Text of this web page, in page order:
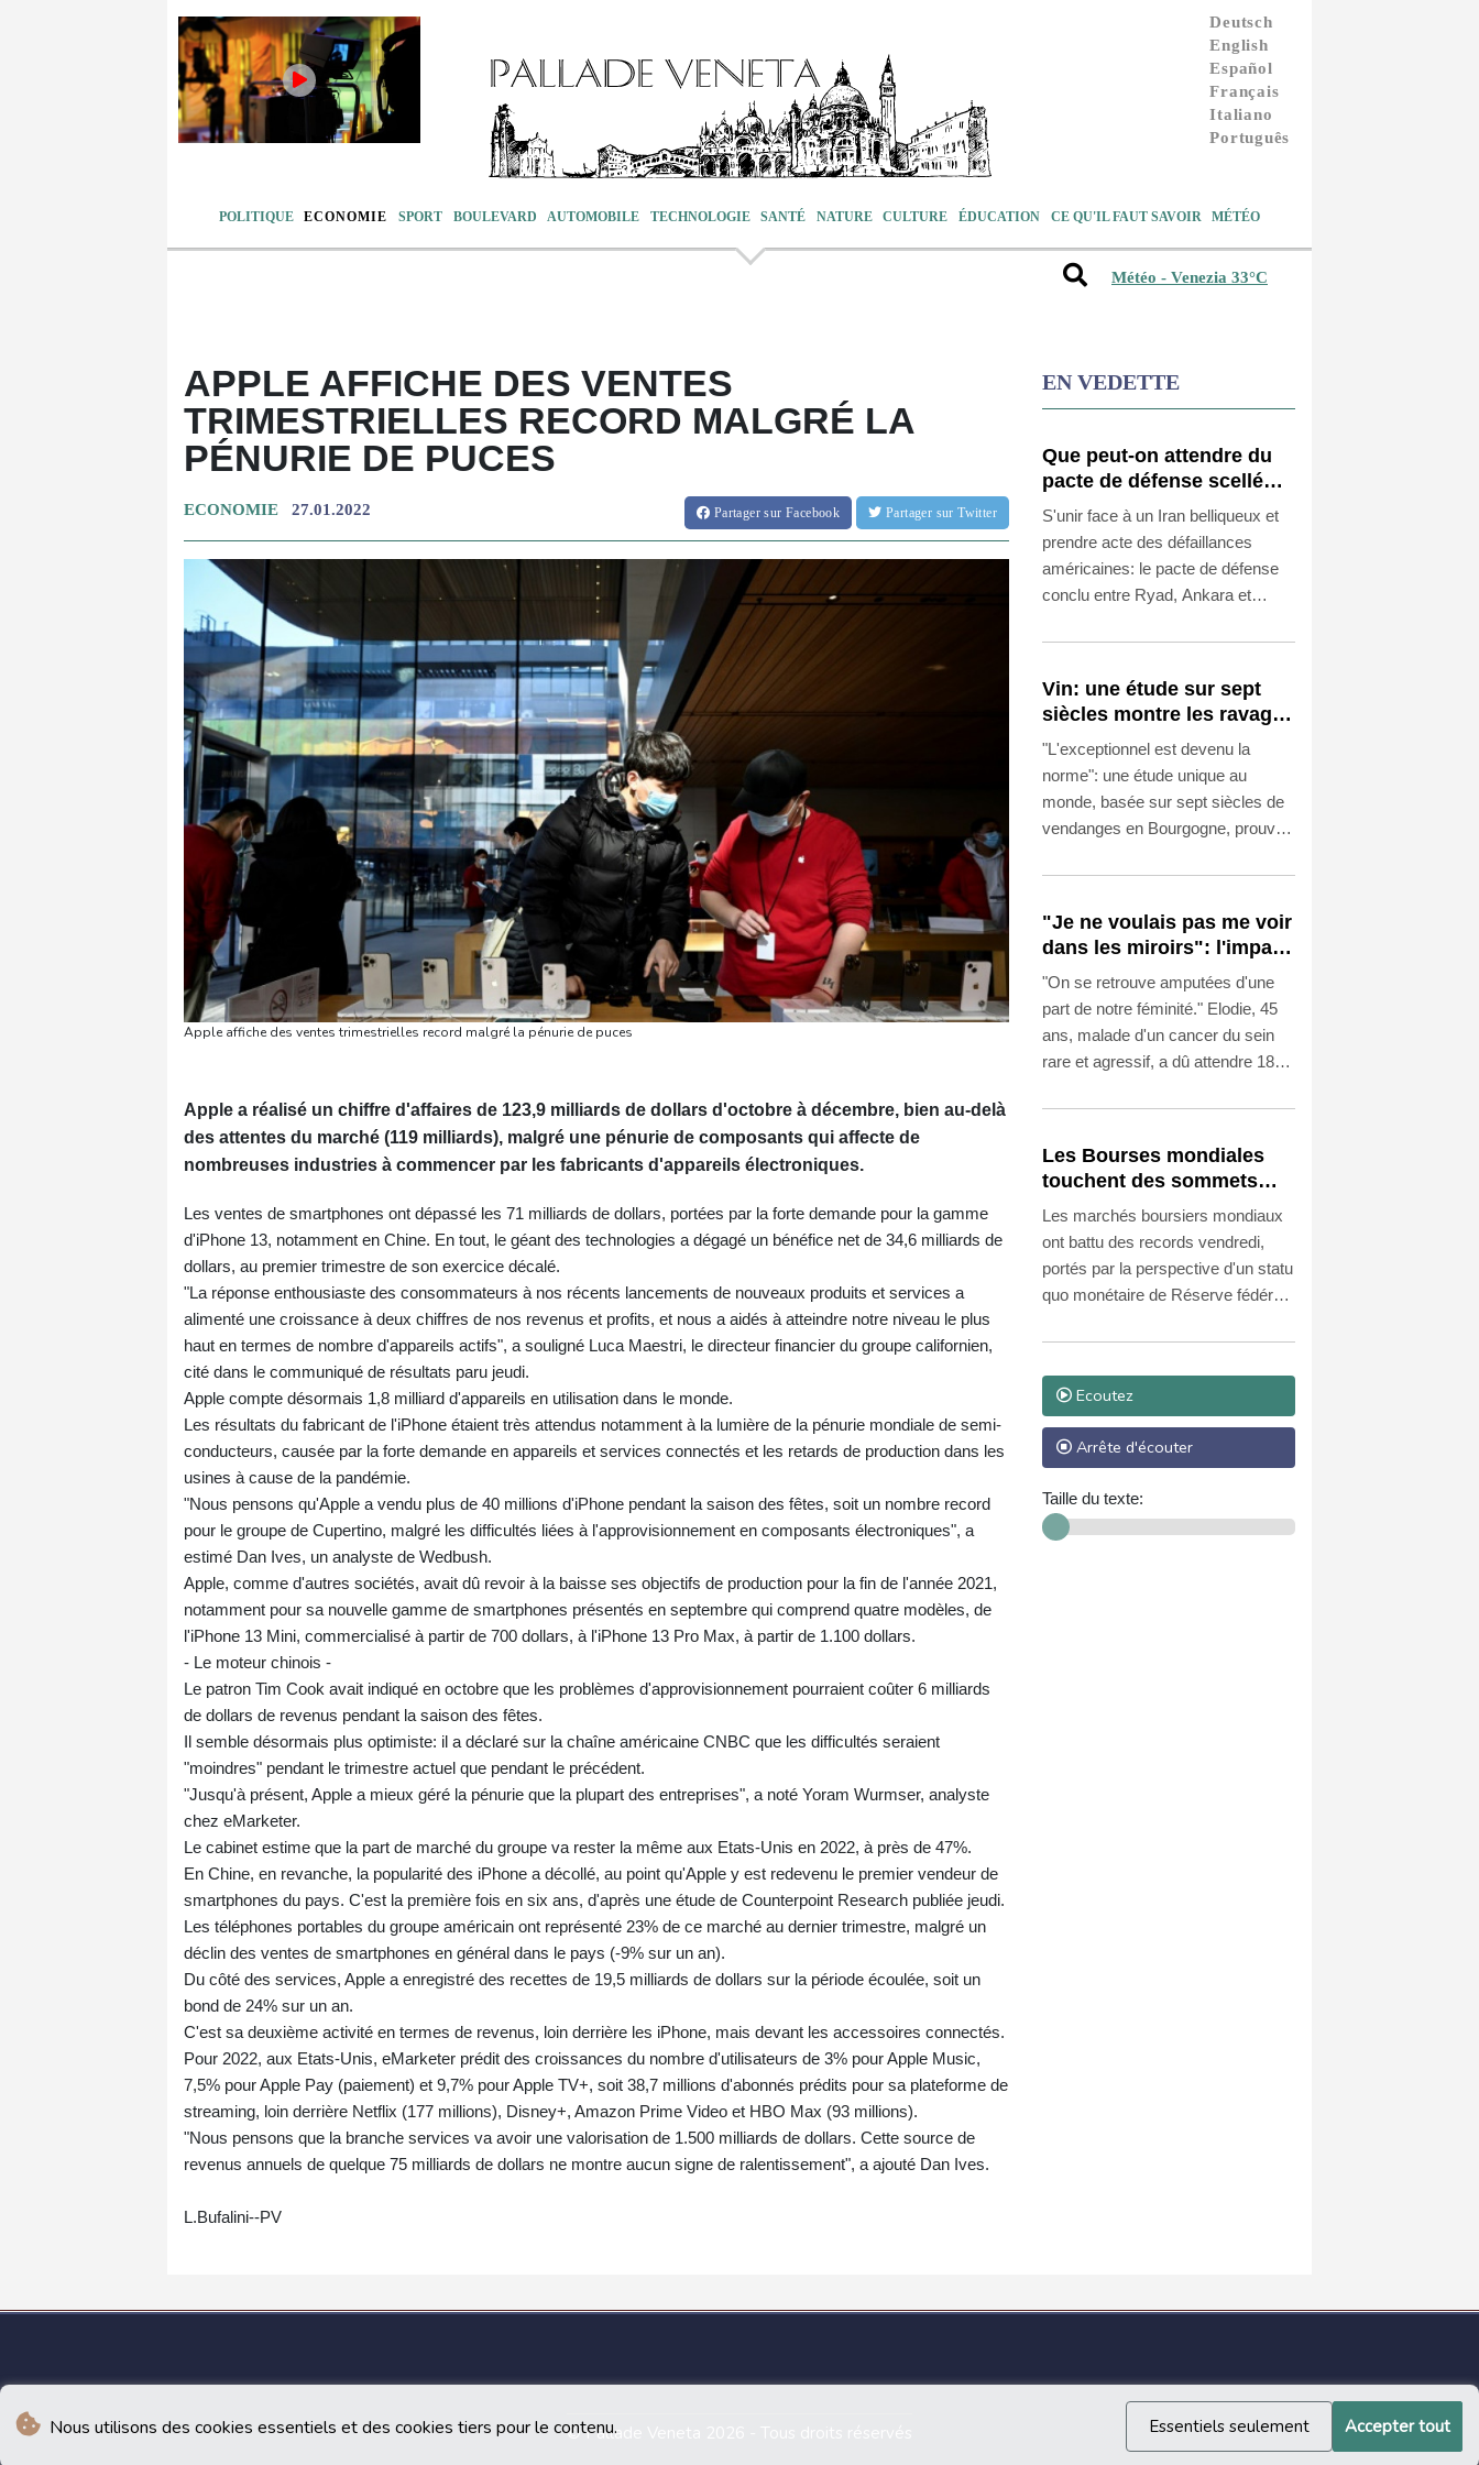
Nous utilisons des cookies essentiels et des cookies tiers pour le contenu. Essentiels seulement Accepter tout
Deutsch
English
Español
Français
Italiano
Português
POLITIQUE ECONOMIE SPORT BOULEVARD AUTOMOBILE TECHNOLOGIE SANTÉ NATURE CULTURE ÉDUCATION CE QU'IL FAUT SAVOIR MÉTÉO
Météo - Venezia 33°C
APPLE AFFICHE DES VENTES
TRIMESTRIELLES RECORD MALGRÉ LA
PÉNURIE DE PUCES
ECONOMIE 27.01.2022 Partagersur Facebook Partager sur Twitter
Apple affiche des ventes trimestrielles record malgré la pénurie de puces
Apple a réalisé un chiffre d'affaires de 123,9 milliards de dollars d'octobre à décembre, bien au-delà
des attentes du marché (119 milliards), malgré une pénurie de composants qui affecte de
nombreuses industries à commencer par les fabricants d'appareils électroniques.
Les ventes de smartphones ont dépassé les 71 milliards de dollars, portées par la forte demande pour la gamme
d'iPhone 13, notamment en Chine. En tout, le géant des technologies a dégagé un bénéfice net de 34,6 milliards de
dollars, au premier trimestre de son exercice décalé.
"La réponse enthousiaste des consommateurs à nos récents lancements de nouveaux produits et services a
alimenté une croissance à deux chiffres de nos revenus et profits, et nous a aidés à atteindre notre niveau le plus
haut en termes de nombre d'appareils actifs", a souligné Luca Maestri, le directeur financier du groupe californien,
cité dans le communiqué de résultats paru jeudi.
Apple compte désormais 1,8 milliard d'appareils en utilisation dans le monde.
Les résultats du fabricant de l'iPhone étaient très attendus notamment à la lumière de la pénurie mondiale de semi-
conducteurs, causée par la forte demande en appareils et services connectés et les retards de production dans les
usines à cause de la pandémie.
"Nous pensons qu'Apple a vendu plus de 40 millions d'iPhone pendant la saison des fêtes, soit un nombre record
pour le groupe de Cupertino, malgré les difficultés liées à l'approvisionnement en composants électroniques", a
estimé Dan Ives, un analyste de Wedbush.
Apple, comme d'autres sociétés, avait dû revoir à la baisse ses objectifs de production pour la fin de l'année 2021,
notamment pour sa nouvelle gamme de smartphones présentés en septembre qui comprend quatre modèles, de
l'iPhone 13 Mini, commercialisé à partir de 700 dollars, à l'iPhone 13 Pro Max, à partir de 1.100 dollars.
- Le moteur chinois -
Le patron Tim Cook avait indiqué en octobre que les problèmes d'approvisionnement pourraient coûter 6 milliards
de dollars de revenus pendant la saison des fêtes.
Il semble désormais plus optimiste: il a déclaré sur la chaîne américaine CNBC que les difficultés seraient
"moindres" pendant le trimestre actuel que pendant le précédent.
"Jusqu'à présent, Apple a mieux géré la pénurie que la plupart des entreprises", a noté Yoram Wurmser, analyste
chez eMarketer.
Le cabinet estime que la part de marché du groupe va rester la même aux Etats-Unis en 2022, à près de 47%.
En Chine, en revanche, la popularité des iPhone a décollé, au point qu'Apple y est redevenu le premier vendeur de
smartphones du pays. C'est la première fois en six ans, d'après une étude de Counterpoint Research publiée jeudi.
Les téléphones portables du groupe américain ont représenté 23% de ce marché au dernier trimestre, malgré un
déclin des ventes de smartphones en général dans le pays (-9% sur un an).
Du côté des services, Apple a enregistré des recettes de 19,5 milliards de dollars sur la période écoulée, soit un
bond de 24% sur un an.
C'est sa deuxième activité en termes de revenus, loin derrière les iPhone, mais devant les accessoires connectés.
Pour 2022, aux Etats-Unis, eMarketer prédit des croissances du nombre d'utilisateurs de 3% pour Apple Music,
7,5% pour Apple Pay (paiement) et 9,7% pour Apple TV+, soit 38,7 millions d'abonnés prédits pour sa plateforme de
streaming, loin derrière Netflix (177 millions), Disney+, Amazon Prime Video et HBO Max (93 millions).
"Nous pensons que la branche services va avoir une valorisation de 1.500 milliards de dollars. Cette source de
revenus annuels de quelque 75 milliards de dollars ne montre aucun signe de ralentissement", a ajouté Dan Ives.
L.Bufalini--PV
EN VEDETTE
Que peut-on attendre du
pacte de défense scellé
par Ryad, Ankara et
Islamabad?
S'unir face à un Iran belliqueux et
prendre acte des défaillances
américaines: le pacte de défense
conclu entre Ryad, Ankara et
de Washington, nourrit avant tout
analystes.
Vin: une étude sur sept
siècles montre les ravages
du dérèglement climatique
"L'exceptionnel est devenu la
norme": une étude unique au
monde, basée sur sept siècles de
vendanges en Bourgogne, prouve
entraîné une "explosion" des
précoces, explique un historien du
climat à l'AFP.
"Je ne voulais pas me voir
dans les miroirs": l'impact
psychologique de la
reconstruction mammaire
"On se retrouve amputées d'une
part de notre féminité." Elodie, 45
ans, malade d'un cancer du sein
rare et agressif, a dû attendre 18
reconstruction mammaire après sa
Les Bourses mondiales
touchent des sommets
après l'emploi américain
Les marchés boursiers mondiaux
ont battu des records vendredi,
portés par la perspective d'un statu
quo monétaire de Réserve fédérale
après la publication de chiffres de
l'emploi moins bons qu'attendu aux
Etats-Unis.
Ecoutez
Arrête d'écouter
Taille du texte:
© Pallade Veneta 2026 - Tous droits réservés